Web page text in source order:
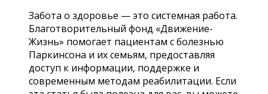
Забота о здоровье — это системная работа.
Благотворительный фонд «Движение-
Жизнь» помогает пациентам с болезнью
Паркинсона и их семьям, предоставляя
доступ к информации, поддержке и
современным методам реабилитации. Если